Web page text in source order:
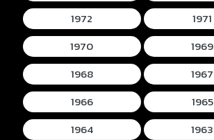
1972
1971
1970
1969
1968
1967
1966
1965
1964
1963